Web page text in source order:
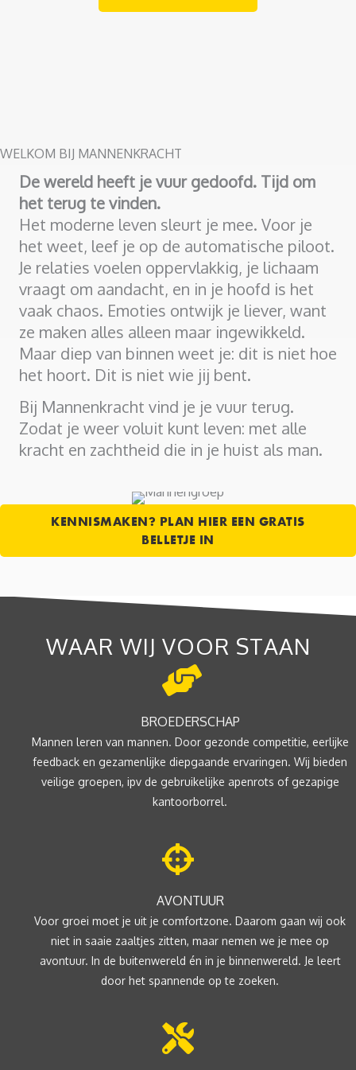
WELKOM BIJ MANNENKRACHT
De wereld heeft je vuur gedoofd. Tijd om
het terug te vinden.
Het moderne leven sleurt je mee. Voor je
het weet, leef je op de automatische piloot.
Je relaties voelen oppervlakkig, je lichaam
vraagt om aandacht, en in je hoofd is het
vaak chaos. Emoties ontwijk je liever, want
ze maken alles alleen maar ingewikkeld.
Maar diep van binnen weet je: dit is niet hoe
het hoort. Dit is niet wie jij bent.
Bij Mannenkracht vind je je vuur terug.
Zodat je weer voluit kunt leven: met alle
kracht en zachtheid die in je huist als man.
KENNISMAKEN? PLAN HIER EEN GRATIS
BELLETJE IN
WAAR WIJ VOOR STAAN
BROEDERSCHAP
Mannen leren van mannen. Door gezonde competitie, eerlijke
feedback en gezamenlijke diepgaande ervaringen. Wij bieden
veilige groepen, ipv de gebruikelijke apenrots of gezapige
kantoorborrel.
AVONTUUR
Voor groei moet je uit je comfortzone. Daarom gaan wij ook
niet in saaie zaaltjes zitten, maar nemen we je mee op
avontuur. In de buitenwereld én in je binnenwereld. Je leert
door het spannende op te zoeken.